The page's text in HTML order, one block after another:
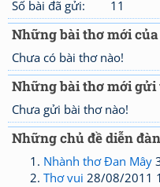
Số bài đã gửi:
11
Những bài thơ mới
Chưa có bài thơ nào!
Những bài thơ mới
Chưa gửi bài thơ nào!
Những chủ đề diễn
Nhành thơ Đan Mây
Thơ vui 28/08/2011